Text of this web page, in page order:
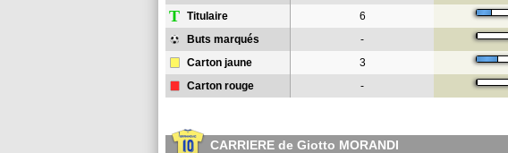
T Titulaire 6
Buts marqués -
Carton jaune 3
Carton rouge -
CARRIERE de Giotto MORANDI